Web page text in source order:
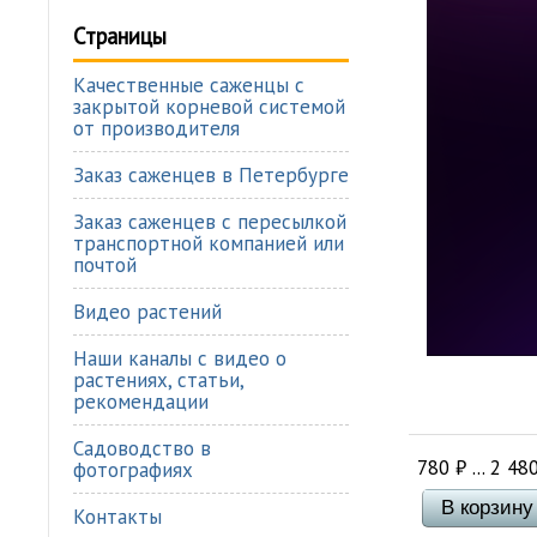
Страницы
Качественные саженцы с
закрытой корневой системой
от производителя
Заказ саженцев в Петербурге
Заказ саженцев с пересылкой
транспортной компанией или
почтой
Видео растений
Наши каналы с видео о
растениях, статьи,
рекомендации
Садоводство в
фотографиях
Контакты
780 ₽ ... 2